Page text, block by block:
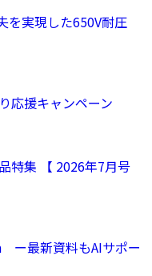
を実現した650V耐圧
応援キャンペーン
特集 【 2026年7月号
ー最新資料もAIサポー